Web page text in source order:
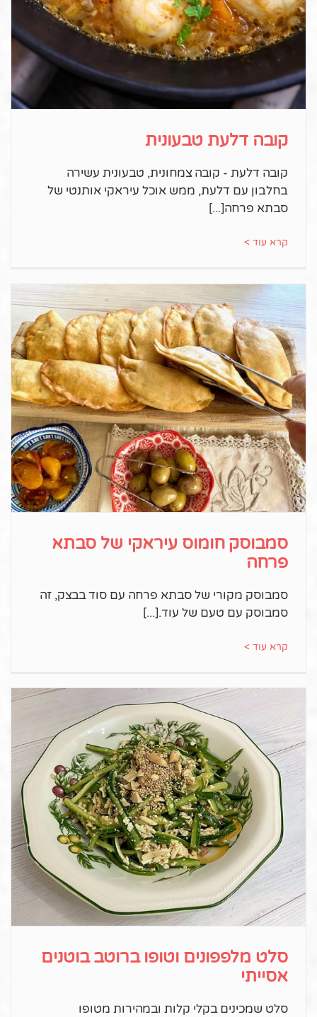
קובה דלעת טבעונית
קובה דלעת - קובה צמחונית, טבעונית עשירה
בחלבון עם דלעת, ממש אוכל עיראקי אותנטי של
סבתא פרחה
קרא עוד >
סמבוסק חומוס עיראקי של סבתא
פרחה
סמבוסק מקורי של סבתא פרחה עם סוד בבצק, זה
סמבוסק עם טעם של עוד.
קרא עוד >
סלט מלפפונים וטופו ברוטב בוטנים
אסייתי
סלט שמכינים בקלי קלות ובמהירות מטופו